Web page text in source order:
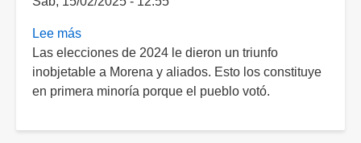
PRIAN
en
2024":
exhibe
Lee más
Primera
minoría
Las elecciones de 2024 le dieron un triunfo
inobjetable a Morena y aliados. Esto los constituye
en primera minoría porque el pueblo votó.